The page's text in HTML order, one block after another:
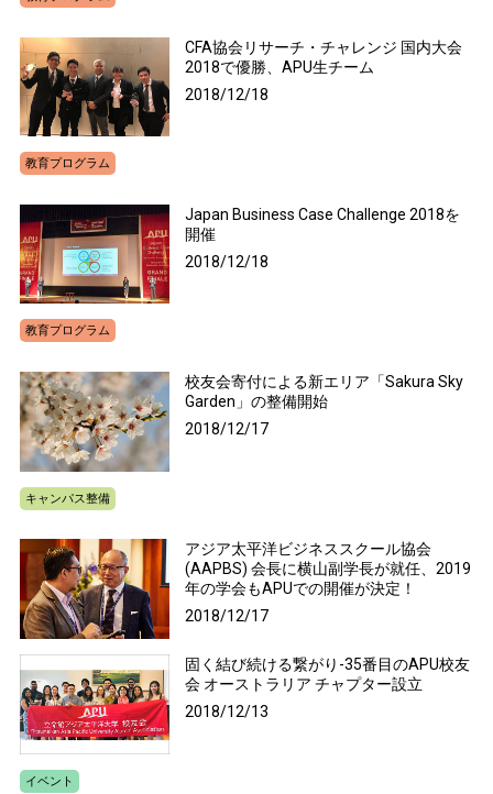
CFA協会リサーチ・チャレンジ 国内大会
2018で優勝、APU生チーム
2018/12/18
教育プログラム
Japan Business Case Challenge 2018を
開催
2018/12/18
教育プログラム
校友会寄付による新エリア「Sakura Sky
Garden」の整備開始
2018/12/17
キャンパス整備
アジア太平洋ビジネススクール協会
(AAPBS) 会長に横山副学長が就任、2019
年の学会もAPUでの開催が決定！
2018/12/17
固く結び続ける繋がり-35番目のAPU校友
会 オーストラリア チャプター設立
2018/12/13
イベント